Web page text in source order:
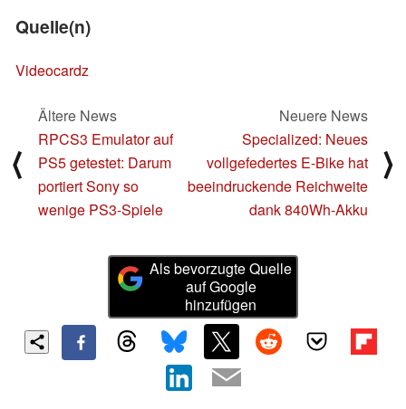
Quelle(n)
Videocardz
⟨
Ältere News
RPCS3 Emulator auf
PS5 getestet: Darum
portiert Sony so
wenige PS3-Spiele
Neuere News
Specialized: Neues
vollgefedertes E-Bike hat
beeindruckende Reichweite
dank 840Wh-Akku
⟩
Als bevorzugte Quelle
auf Google
hinzufügen